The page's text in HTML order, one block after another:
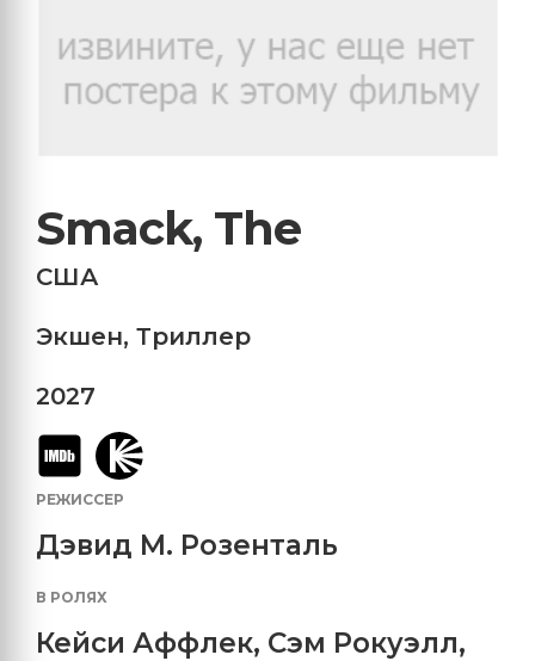
Smack, The
США
Экшен, Триллер
2027
РЕЖИССЕР
Дэвид М. Розенталь
В РОЛЯХ
Кейси Аффлек, Сэм Рокуэлл,